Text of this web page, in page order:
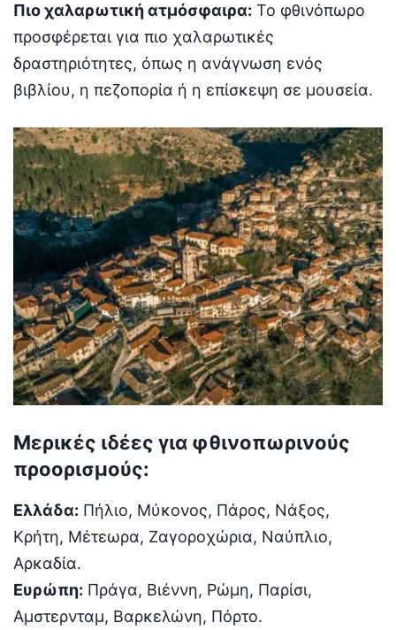
Πιο χαλαρωτική ατμόσφαιρα: Το φθινόπωρο
προσφέρεται για πιο χαλαρωτικές
δραστηριότητες, όπως η ανάγνωση ενός
βιβλίου, η πεζοπορία ή η επίσκεψη σε μουσεία.
Μερικές ιδέες για φθινοπωρινούς
προορισμούς:
Ελλάδα: Πήλιο, Μύκονος, Πάρος, Νάξος,
Κρήτη, Μέτεωρα, Ζαγοροχώρια, Ναύπλιο,
Αρκαδία.
Ευρώπη: Πράγα, Βιέννη, Ρώμη, Παρίσι,
Αμστερνταμ, Βαρκελώνη, Πόρτο.